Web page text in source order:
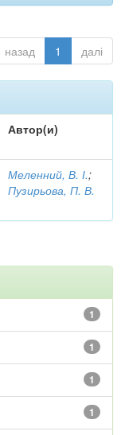
назад 1 далі
Автор(и)
Меленний, В. І.;
Пузирьова, П. В.
1
1
1
1